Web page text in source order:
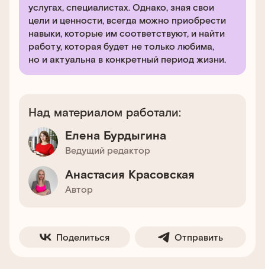
услугах, специалистах. Однако, зная свои
цели и ценности, всегда можно приобрести
навыки, которые им соответствуют, и найти
работу, которая будет не только любима,
но и актуальна в конкретный период жизни.
Над материалом работали:
Елена Бурдыгина
Ведущий редактор
Анастасия Красовская
Автор
Поделиться Отправить